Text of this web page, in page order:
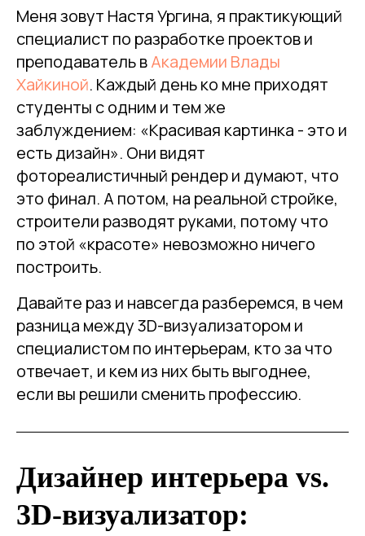
Меня зовут Настя Ургина, я практикующий
специалист по разработке проектов и
преподаватель вАкадемии Влады
Хайкиной. Каждый день ко мне приходят
студенты с одним и тем же
заблуждением: «Красивая картинка - это и
есть дизайн». Они видят
фотореалистичный рендер и думают, что
это финал. А потом, на реальной стройке,
строители разводят руками, потому что
по этой «красоте» невозможно ничего
построить.
Давайте раз и навсегда разберемся, в чем
разница между 3D-визуализатором и
специалистом по интерьерам, кто за что
отвечает, и кем из них быть выгоднее,
если вы решили сменить профессию.
Дизайнер интерьера vs.
3D-визуализатор: